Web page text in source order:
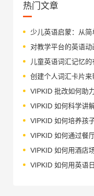
热门文章
少儿英语启蒙：从
对教学平台的英语动
儿童英语词汇记忆的
创建个人词汇卡片来
VIPKID 批改如何助
VIPKID 如何科学讲